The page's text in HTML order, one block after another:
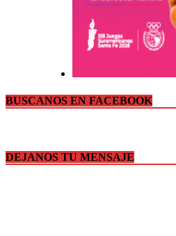
BUSCANOS EN FACEBOOK
DEJANOS TU MENSAJE